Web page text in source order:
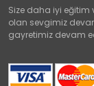
Size daha iyi eğitim
olan sevgimiz
gayretimiz devam